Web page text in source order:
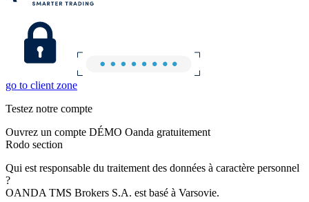
go to client zone
Testez notre compte
Ouvrez un compte DÉMO Oanda gratuitement
Rodo section
Qui est responsable du traitement des données à caractère personnel
?
OANDA TMS Brokers S.A. est basé à Varsovie.